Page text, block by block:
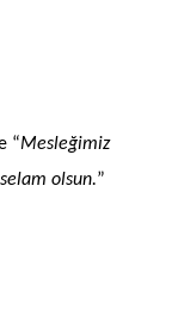
“Mesleğimiz
olsun.”